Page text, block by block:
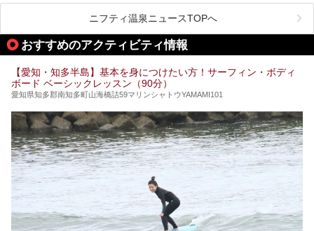
ムリエの目線で紹介していきます！
名古屋市内にはスーパー銭湯や日帰り温泉が多く、「どこに
行こうかな？」と悩んでしまう方も多いと思います。
ぜひこの記事を参考にして「キャナル・リゾート」に出かけ
てみるのはいかがでしょうか？
ニフティ温泉ニュースTOPへ
おすすめのアクティビティ情報
【愛知・知多半島】基本を身につけたい方！サーフィン・ボディ
ボード ベーシックレッスン（90分）
愛知県知多郡南知多町山海橋詰59マリンシャトウYAMAMI101